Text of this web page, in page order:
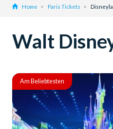
Home Paris Tickets
Walt
Am Beliebtesten